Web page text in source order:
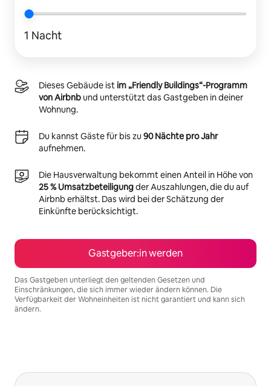
1 Nacht
Dieses Gebäude istim „Friendly Buildings“-Programm
von Airbnbund unterstützt das Gastgeben in deiner
Wohnung.
Du kannst Gäste für bis zu 90 Nächte pro Jahr
aufnehmen.
Die Hausverwaltung bekommt einen Anteil in Höhe von
25 % Umsatzbeteiligungder Auszahlungen, die du auf
Airbnb erhältst. Das wird bei der Schätzung der
Einkünfte berücksichtigt.
Gastgeber:in werden
Das Gastgeben unterliegt den geltenden Gesetzen und
Einschränkungen, die sich immer wieder ändern können. Die
Verfügbarkeit der Wohneinheiten ist nicht garantiert und kann sich
ändern.